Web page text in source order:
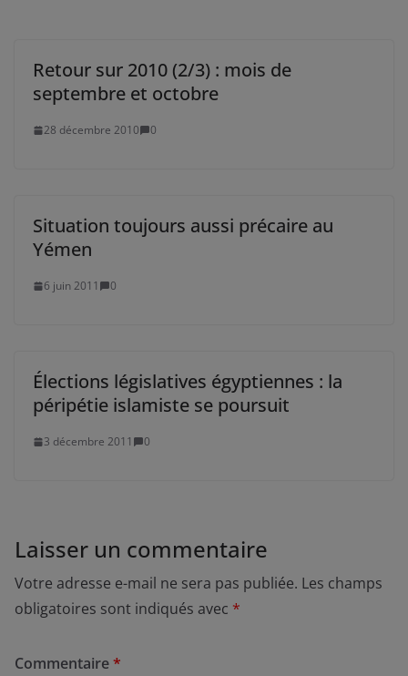
Retour sur 2010 (2/3) : mois de
septembre et octobre
28 décembre 2010 0
Situation toujours aussi précaire au
Yémen
6 juin 2011 0
Élections législatives égyptiennes : la
péripétie islamiste se poursuit
3 décembre 2011 0
Laisser un commentaire
Votre adresse e-mail ne sera pas publiée. Les champs
obligatoires sont indiqués avec *
Commentaire*